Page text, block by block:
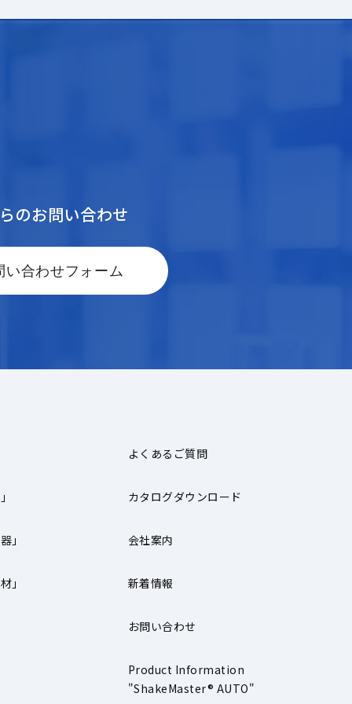
のお問い合わせ
い合わせフォーム
」
」
よくあるご質問
カタログダウンロード
会社案内
新着情報
お問い合わせ
Product Information
"ShakeMaster® AUTO"